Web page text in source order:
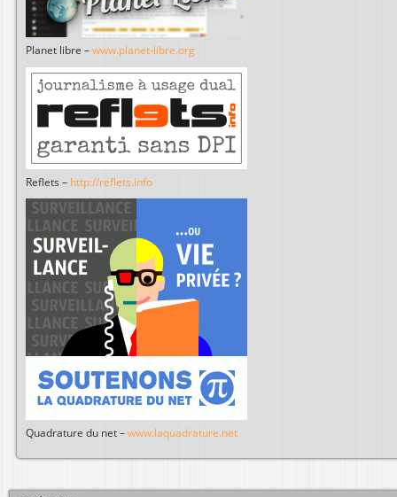
Planet libre – www.planet-libre.org
Reflets – http://reflets.info
Quadrature du net – www.laquadrature.net